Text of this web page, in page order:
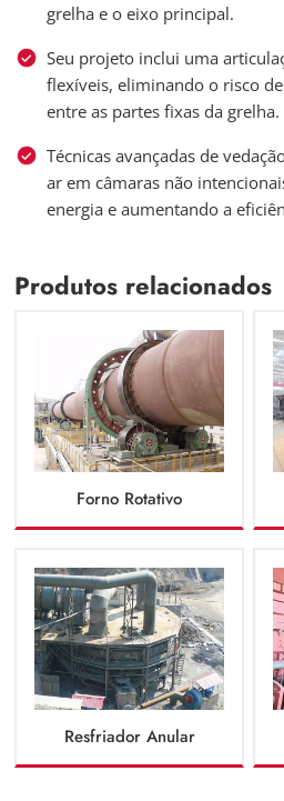
grelha e o eixo principal.
Seu projeto inclui uma
flexíveis, eliminando o risco
entre as partes fixas da grelha.
Técnicas avançadas de
ar em câmaras não
energia e aumentando a
Produtos relacionados
Forno Rotativo
Resfriador Anular